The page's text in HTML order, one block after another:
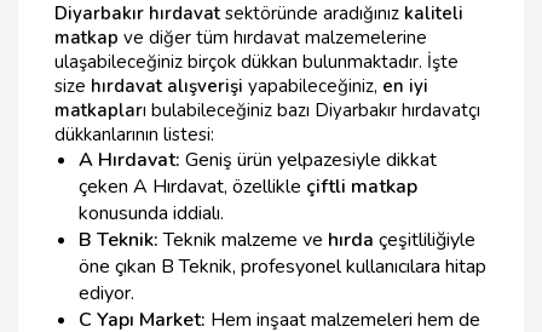
Diyarbakır hırdavat sektöründe aradığınız kaliteli
matkap ve diğer tüm hırdavat malzemelerine
ulaşabileceğiniz birçok dükkan bulunmaktadır. İşte
size hırdavat alışverişi yapabileceğiniz, en iyi
matkapları bulabileceğiniz bazı Diyarbakır hırdavatçı
dükkanlarının listesi:
A Hırdavat: Geniş ürün yelpazesiyle dikkat
çeken A Hırdavat, özellikle çiftli matkap
konusunda iddialı.
B Teknik:Teknik malzeme ve hırda çeşitliliğiyle
öne çıkan B Teknik, profesyonel kullanıcılara hitap
ediyor.
C Yapı Market: Hem inşaat malzemeleri hem de